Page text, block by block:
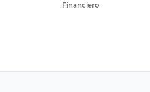
Financiero